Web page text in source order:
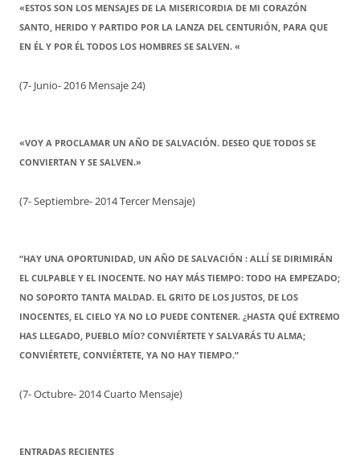
«ESTOS SON LOS MENSAJES DE LA MISERICORDIA DE MI CORAZÓN
SANTO, HERIDO Y PARTIDO POR LA LANZA DEL CENTURIÓN, PARA QUE
EN ÉL Y POR ÉL TODOS LOS HOMBRES SE SALVEN. «
(7- Junio- 2016 Mensaje 24)
«VOY A PROCLAMAR UN AÑO DE SALVACIÓN. DESEO QUE TODOS SE
CONVIERTAN Y SE SALVEN.»
(7- Septiembre- 2014 Tercer Mensaje)
“HAY UNA OPORTUNIDAD, UN AÑO DE SALVACIÓN : ALLÍ SE DIRIMIRÁN
EL CULPABLE Y EL INOCENTE. NO HAY MÁS TIEMPO: TODO HA EMPEZADO;
NO SOPORTO TANTA MALDAD. EL GRITO DE LOS JUSTOS, DE LOS
INOCENTES, EL CIELO YA NO LO PUEDE CONTENER. ¿HASTA QUÉ EXTREMO
HAS LLEGADO, PUEBLO MÍO? CONVIÉRTETE Y SALVARÁS TU ALMA;
CONVIÉRTETE, CONVIÉRTETE, YA NO HAY TIEMPO.”
(7- Octubre- 2014 Cuarto Mensaje)
ENTRADAS RECIENTES